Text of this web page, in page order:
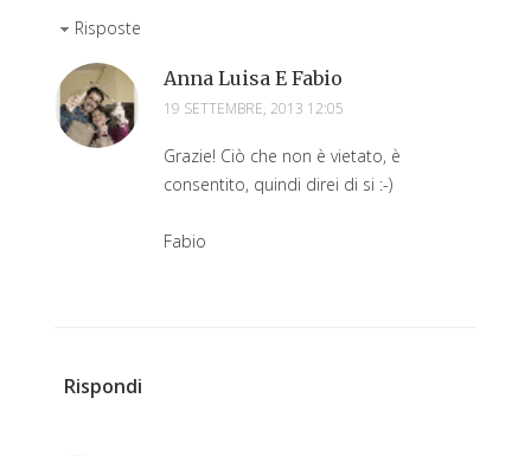
Risposte
Anna Luisa E Fabio
19 SETTEMBRE, 2013 12:05
Grazie! Ciò che non è vietato, è
consentito, quindi direi di si :-)
Fabio
Rispondi